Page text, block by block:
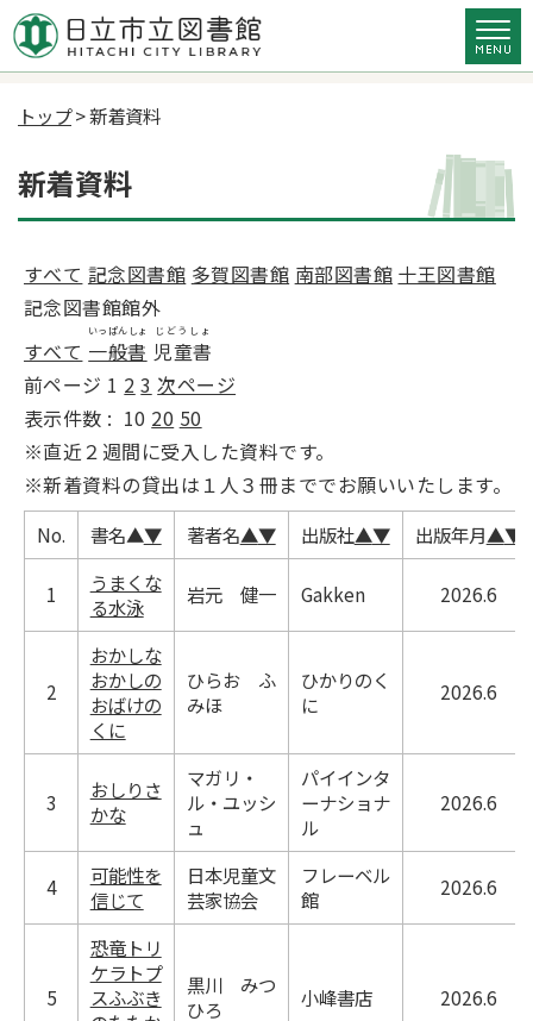
トップ> 新着資料
新着資料
すべて 記念図書館 多賀図書館 南部図書館 十王図書館
記念図書館館外
すべて 一般書
いっぱんしょ
児童書
じどうしょ
前ページ 1 2 3 次ページ
10 20 50
※直近２週間に受入した資料です。
※新着資料の貸出は１人３冊まででお願いいたします。
No. 書名▲▼ 著者名▲▼ 出版社▲▼ 出版年月▲▼
1
うまくな
る水泳
岩元 健一 Gakken 2026.6
2
おかしな
おかしの
おばけの
くに
ひらお ふ
みほ
ひかりのく
に
2026.6
3
おしりさ
かな
マガリ・
ル・ユッシ
ュ
パイインタ
ーナショナ
ル
2026.6
4
可能性を
信じて
日本児童文
芸家協会
フレーベル
館
2026.6
5
恐竜トリ
ケラトプ
スふぶき
黒川 みつ
ひろ
小峰書店 2026.6